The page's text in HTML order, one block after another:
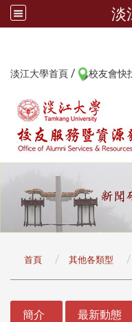
淡
淡江大學首頁 / 校友會快
首頁 其他各類型
簡介 最新動態